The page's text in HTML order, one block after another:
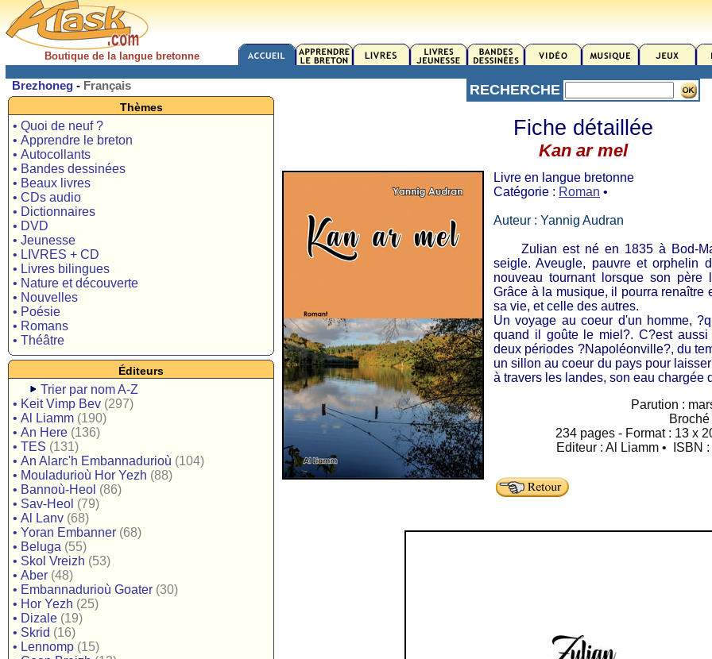
Boutique de la langue bretonne
Brezhoneg - Français
Thèmes
• Quoi de neuf ?
• Apprendre le breton
• Autocollants
• Bandes dessinées
• Beaux livres
• CDs audio
• Dictionnaires
• DVD
• Jeunesse
• LIVRES + CD
• Livres bilingues
• Nature et découverte
• Nouvelles
• Poésie
• Romans
• Théâtre
Éditeurs
Trier par nom A-Z
• Keit Vimp Bev (297)
• Al Liamm (190)
• An Here (136)
• TES (131)
• An Alarc'h Embannadurioù (104)
• Mouladurioù Hor Yezh (88)
• Bannoù-Heol (86)
• Sav-Heol (79)
• Al Lanv (68)
• Yoran Embanner (68)
• Beluga (55)
• Skol Vreizh (53)
• Aber (48)
• Embannadurioù Goater (30)
• Hor Yezh (25)
• Dizale (19)
• Skrid (16)
• Lennomp (15)
RECHERCHE
Fiche détaillée
Kan ar mel
Livre en langue bretonne
Catégorie : Roman •
Auteur : Yannig Audran
Zulian est né en 1835 à Bod-
seigle. Aveugle, pauvre et orphelin
nouveau tournant lorsque son père
Grâce à la musique, il pourra renaître
sa vie, et celle des autres.
Un voyage au coeur d'un homme,
quand il goûte le miel?. C?est
deux périodes ?Napoléonville?, du
un sillon au coeur du pays pour
à travers les landes, son eau chargée
Parution :
Broché
234 pages - Format : 13 x
Editeur : Al Liamm • ISBN